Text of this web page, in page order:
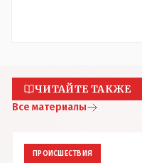
ЧИТАЙТЕ ТАКЖЕ
Все материалы
ПРОИСШЕСТВИЯ